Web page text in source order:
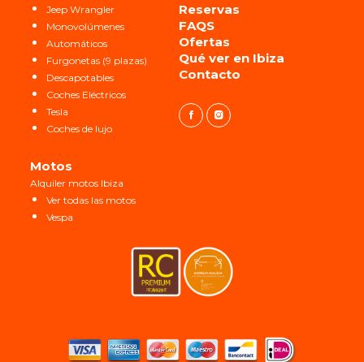
Jeep Wrangler
Monovolúmenes
Automáticos
Furgonetas (9 plazas)
Descapotables
Coches Eléctricos
Tesla
Coches de lujo
Motos
Alquiler motos Ibiza
Ver todas las motos
Vespa
Reservas
FAQS
Ofertas
Qué ver en Ibiza
Contacto